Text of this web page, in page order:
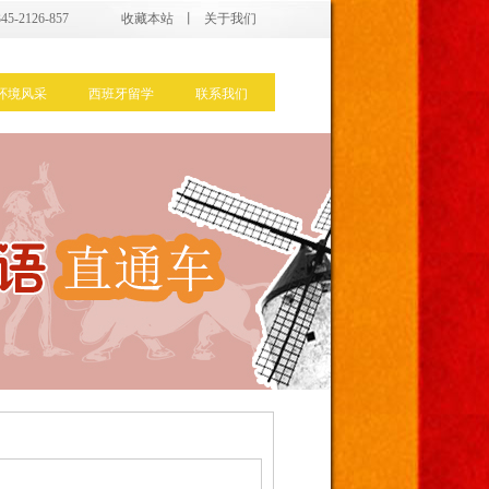
收藏本站 关于我们
2126-857
境风采 西班牙留学 联系我们